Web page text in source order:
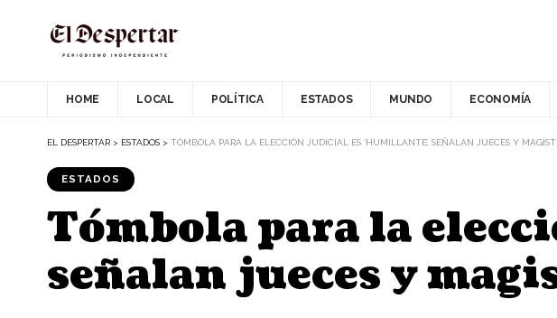
HOME LOCAL POLÍTICA ESTADOS MUNDO ECONOMÍA
EL DESPERTAR > ESTADOS > TÓMBOLA PARA LA ELECCIÓN JUDICIAL ES ‘HUMILLANTE’, SEÑALAN JUECES Y
ESTADOS
Tómbola para la
señalan jueces y